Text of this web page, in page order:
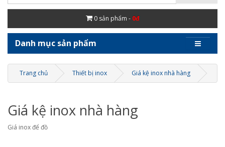
0 sản phẩm - 0đ
Danh mục sản phẩm
Trang chủ Thiết bị inox Giá kệ inox nhà hàng
Giá kệ inox nhà hàng
Giá inox để đồ